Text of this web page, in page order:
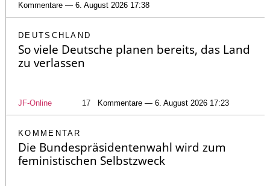
Kommentare — 6. August 2026 17:38
DEUTSCHLAND
So viele Deutsche planen bereits, das Land
zu verlassen
JF-Online 17 Kommentare — 6. August 2026 17:23
KOMMENTAR
Die Bundespräsidentenwahl wird zum
feministischen Selbstzweck